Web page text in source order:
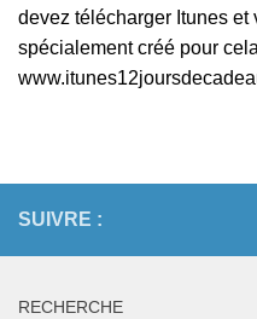
devez télécharger Itunes et
spécialement créé pour cela
SUIVRE :
RECHERCHE